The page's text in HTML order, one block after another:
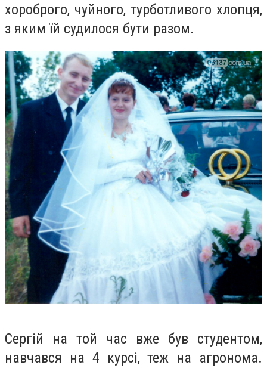
хороброго, чуйного, турботливого хлопця,
з яким їй судилося бути разом.
Сергій на той час вже був студентом,
навчався на 4 курсі, теж на агронома.